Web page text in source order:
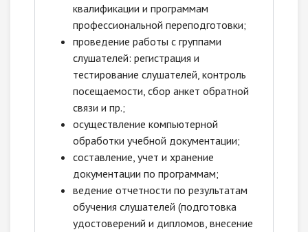
квалификации и программам
профессиональной переподготовки;
проведение работы с группами
слушателей: регистрация и
тестирование слушателей, контроль
посещаемости, сбор анкет обратной
связи и пр.;
осуществление компьютерной
обработки учебной документации;
составление, учет и хранение
документации по программам;
ведение отчетности по результатам
обучения слушателей (подготовка
удостоверений и дипломов, внесение